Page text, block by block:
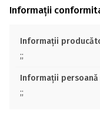
Informații
Informații
;;
Informații
;;